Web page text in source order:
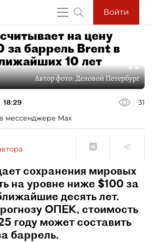
Войти
на цену
за баррель Brent в
10 лет
Автор фото:Деловой Петербург
18:29
31
мессенджере Max
сохранения мировых
на уровне ниже $100 за
десять лет.
ОПЕК, стоимость
году может составить
баррель.